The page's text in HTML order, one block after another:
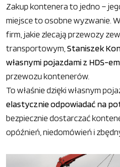
Zakup kontenera to jedno –
miejsce to osobne wyzwanie.
firm, jakie zlecają przewozy
transportowym, Staniszek
własnymi pojazdami z HDS-em
przewozu kontenerów.
To właśnie dzięki własnym
elastycznie odpowiadać na
bezpiecznie dostarczać
opóźnień, niedomówień i